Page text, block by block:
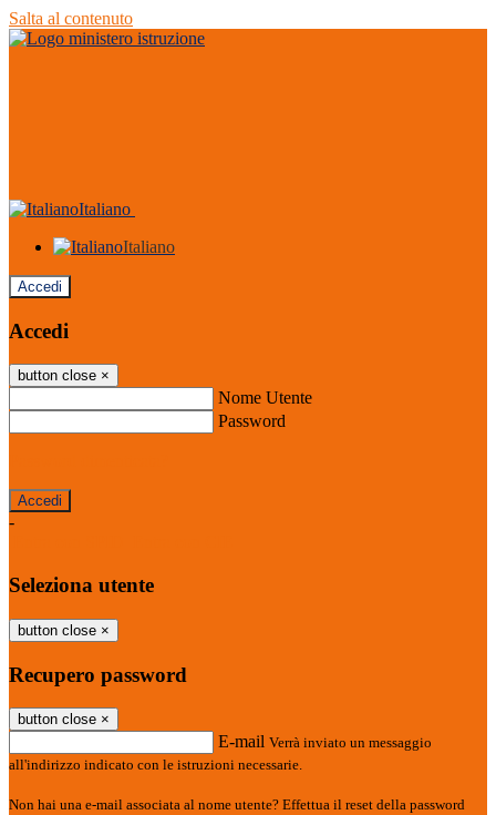
Salta al contenuto
Italiano
Italiano
Accedi
Accedi
button close ×
Nome Utente
Password
-
Seleziona utente
button close ×
Recupero password
button close ×
E-mail Verrà inviato un messaggio
all'indirizzo indicato con le istruzioni necessarie.
Non hai una e-mail associata al nome utente? Effettua il reset della password